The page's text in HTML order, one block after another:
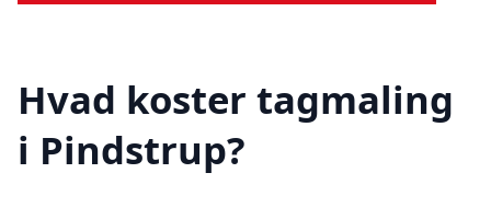
Hvad koster tagmaling
i Pindstrup?